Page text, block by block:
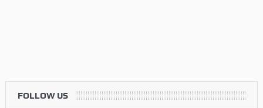
FOLLOW US